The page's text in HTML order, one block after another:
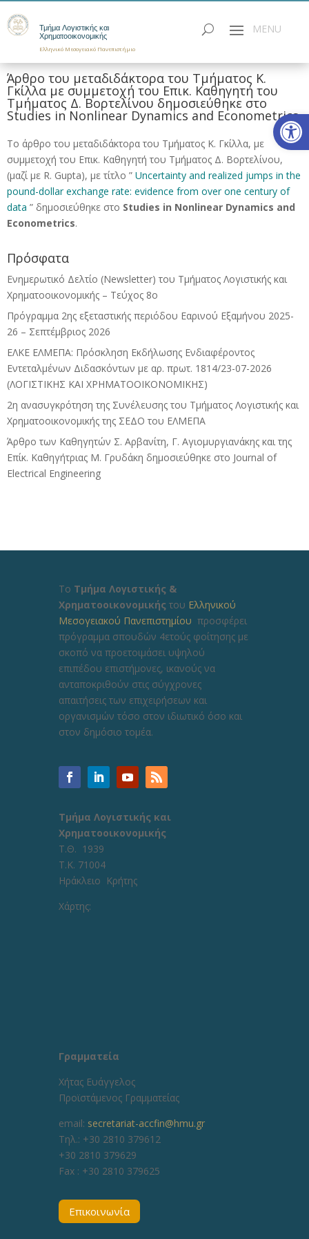
Τμήμα Λογιστικής και
Χρηματοοικονομικής
Ελληνικό Μεσογειακό Πανεπιστήμιο
Άρθρο του μεταδιδάκτορα του Τμήματος Κ.
Γκίλλα με συμμετοχή του Επικ. Καθηγητή του
Τμήματος Δ. Βορτελίνου δημοσιεύθηκε στο
Studies in Nonlinear Dynamics and Econometrics
Το άρθρο του μεταδιδάκτορα του Τμήματος Κ. Γκίλλα, με
συμμετοχή του Επικ. Καθηγητή του Τμήματος Δ. Βορτελίνου,
(μαζί με R. Gupta), με τίτλο ” Uncertainty and realized jumps in the
pound-dollar exchange rate: evidence from over one century of
data ” δημοσιεύθηκε στο Studies in Nonlinear Dynamics and
Econometrics.
Πρόσφατα
Ενημερωτικό Δελτίο (Newsletter) του Τμήματος Λογιστικής και
Χρηματοοικονομικής – Τεύχος 8ο
Πρόγραμμα 2ης εξεταστικής περιόδου Eαρινού Eξαμήνου 2025-
26 – Σεπτέμβριος 2026
ΕΛΚΕ ΕΛΜΕΠΑ: Πρόσκληση Εκδήλωσης Ενδιαφέροντος
Εντεταλμένων Διδασκόντων με αρ. πρωτ. 1814/23-07-2026
(ΛΟΓΙΣΤΙΚΗΣ ΚΑΙ ΧΡΗΜΑΤΟΟΙΚΟΝΟΜΙΚΗΣ)
2η ανασυγκρότηση της Συνέλευσης του Τμήματος Λογιστικής και
Χρηματοοικονομικής της ΣΕΔΟ του ΕΛΜΕΠΑ
Άρθρο των Καθηγητών Σ. Αρβανίτη, Γ. Αγιομυργιανάκης και της
Επίκ. Καθηγήτριας Μ. Γρυδάκη δημοσιεύθηκε στο Journal of
Electrical Engineering
Το Τμήμα Λογιστικής &
Χρηματοοικονομικής του Ελληνικού
Μεσογειακού Πανεπιστημίου προσφέρει
πρόγραμμα σπουδών 4ετούς φοίτησης με
σκοπό να προετοιμάσει υψηλού
επιπέδου επιστήμονες, ικανούς να
ανταποκριθούν στις σύγχρονες
απαιτήσεις των επιχειρήσεων και
οργανισμών τόσο στον ιδιωτικό όσο και
στον δημόσιο τομέα.
Τμήμα Λογιστικής και
Χρηματοοικονομικής
Τ.Θ. 1939
Τ.Κ. 71004
Ηράκλειο Κρήτης
Χάρτης:
Γραμματεία
Χήτας Ευάγγελος
Προϊστάμενος Γραμματείας
email: secretariat-accfin@hmu.gr
Τηλ.: +30 2810 379612
+30 2810 379629
Fax : +30 2810 379625
Επικοινωνία